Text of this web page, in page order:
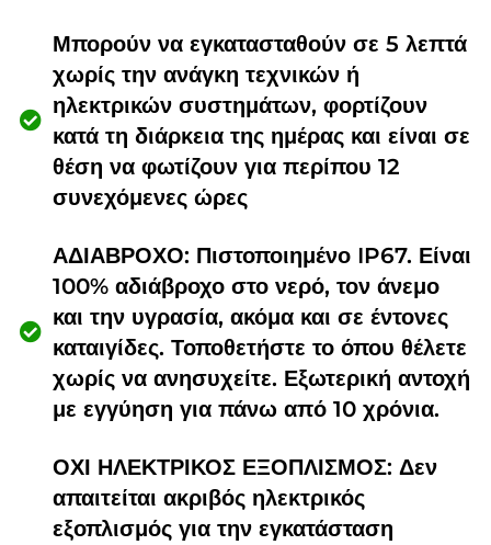
Μπορούν να εγκατασταθούν σε 5 λεπτά
χωρίς την ανάγκη τεχνικών ή
ηλεκτρικών συστημάτων, φορτίζουν
κατά τη διάρκεια της ημέρας και είναι σε
θέση να φωτίζουν για περίπου 12
συνεχόμενες ώρες
ΑΔΙΑΒΡΟΧΟ: Πιστοποιημένο IP67. Είναι
100% αδιάβροχο στο νερό, τον άνεμο
και την υγρασία, ακόμα και σε έντονες
καταιγίδες. Τοποθετήστε το όπου θέλετε
χωρίς να ανησυχείτε. Εξωτερική αντοχή
με εγγύηση για πάνω από 10 χρόνια.
ΟΧΙ ΗΛΕΚΤΡΙΚΟΣ ΕΞΟΠΛΙΣΜΟΣ: Δεν
απαιτείται ακριβός ηλεκτρικός
εξοπλισμός για την εγκατάσταση